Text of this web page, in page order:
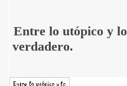
Entre lo utópico y lo
verdadero.